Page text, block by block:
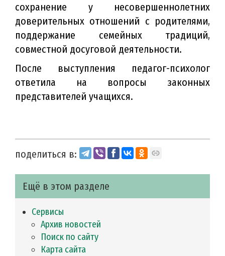
сохранение у несовершеннолетних
доверительных отношений с родителями,
поддержание семейных традиций,
совместной досуговой деятельности.
После выступления педагог-психолог
ответила на вопросы законных
представителей учащихся.
поделиться в:
Ещё в этом разделе
Сервисы
Архив новостей
Поиск по сайту
Карта сайта